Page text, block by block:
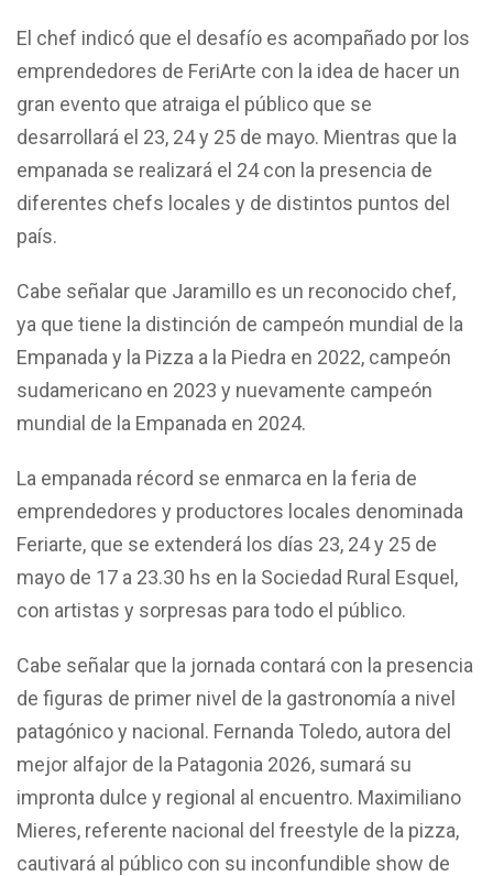
El chef indicó que el desafío es acompañado por los
emprendedores de FeriArte con la idea de hacer un
gran evento que atraiga el público que se
desarrollará el 23, 24 y 25 de mayo. Mientras que la
empanada se realizará el 24 con la presencia de
diferentes chefs locales y de distintos puntos del
país.
Cabe señalar que Jaramillo es un reconocido chef,
ya que tiene la distinción de campeón mundial de la
Empanada y la Pizza a la Piedra en 2022, campeón
sudamericano en 2023 y nuevamente campeón
mundial de la Empanada en 2024.
La empanada récord se enmarca en la feria de
emprendedores y productores locales denominada
Feriarte, que se extenderá los días 23, 24 y 25 de
mayo de 17 a 23.30 hs en la Sociedad Rural Esquel,
con artistas y sorpresas para todo el público.
Cabe señalar que la jornada contará con la presencia
de figuras de primer nivel de la gastronomía a nivel
patagónico y nacional. Fernanda Toledo, autora del
mejor alfajor de la Patagonia 2026, sumará su
impronta dulce y regional al encuentro. Maximiliano
Mieres, referente nacional del freestyle de la pizza,
cautivará al público con su inconfundible show de